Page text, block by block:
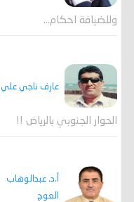
وللضيافة احكام…
عارف ناجي علي
الحوار الجنوبي بالرياض !!
أ.د. عبدالوهاب
العوج